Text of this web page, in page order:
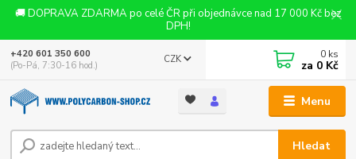
🚚 DOPRAVA ZDARMA po celé ČR při objednávce nad 17 000 Kč bez
DPH!
Menu
CZK
Hledat
+420 601 350 600
(Po-Pá, 7:30-16 hod.)
0 ks
za 0 Kč